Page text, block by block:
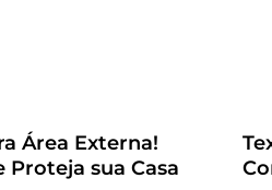
Área Externa!
Proteja sua Casa